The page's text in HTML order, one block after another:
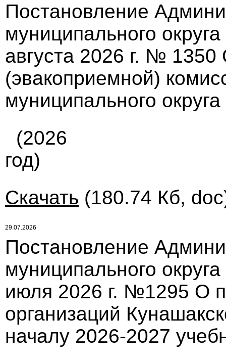
Постановление
муниципального
августа 2026 г. №
(эвакоприемной)
муниципального округа
(2026
год)
Скачать (180.74 Кб,
29.07.2026
Постановление
муниципального
июля 2026 г. №1295 О
организаций
началу 2026-2027